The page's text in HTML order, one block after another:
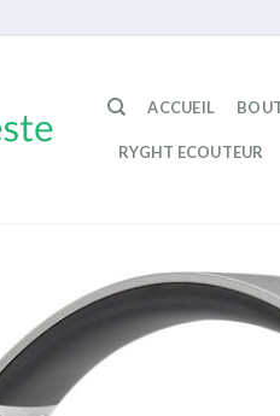
ACCUEIL
RYGHT ECOUTEUR